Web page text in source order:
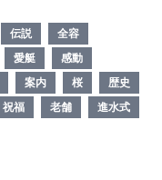
伝説
全容
愛艇
感動
案内 桜
歴史
祝福 老舗
進水式